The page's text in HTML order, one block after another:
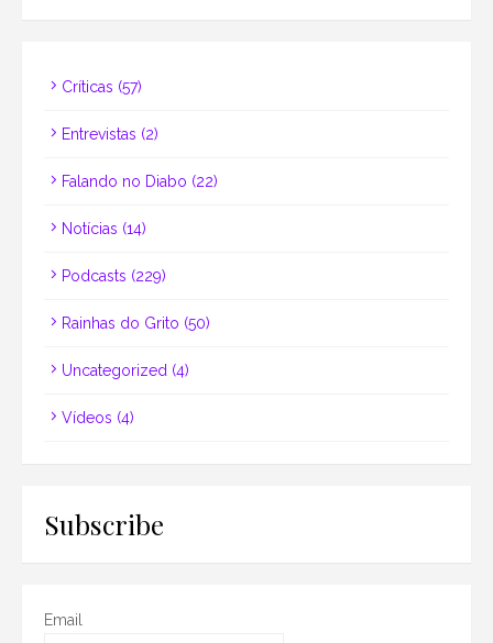
Críticas (57)
Entrevistas (2)
Falando no Diabo (22)
Notícias (14)
Podcasts (229)
Rainhas do Grito (50)
Uncategorized (4)
Vídeos (4)
Subscribe
Email